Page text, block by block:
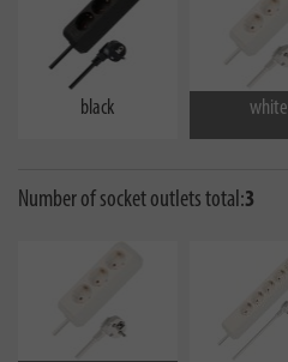
black white
Number of socket outlets total:3